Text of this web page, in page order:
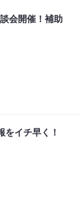
会開催！補助
イチ早く！